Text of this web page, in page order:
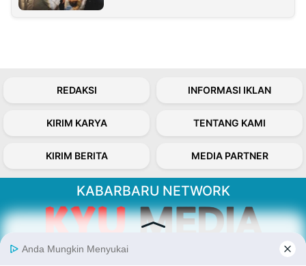
REDAKSI INFORMASI IKLAN
KIRIM KARYA TENTANG KAMI
KIRIM BERITA MEDIA PARTNER
KABARBARU NETWORK